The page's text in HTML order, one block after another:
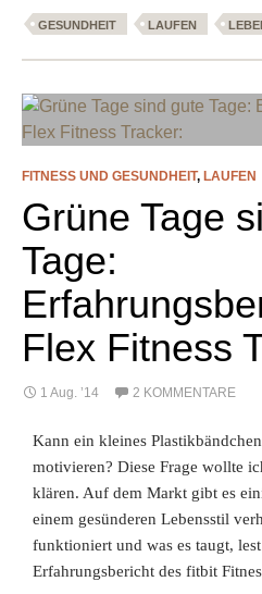
GESUNDHEIT LAUFEN
FITNESS UND GESUNDHEIT, LAUFEN
Grüne Tage
Tage:
Flex Fitness
1 Aug. ’14 2 KOMMENTARE
Kann ein kleines
motivieren? Diese Frage wollte
klären. Auf dem Markt gibt es
einem gesünderen Lebensstil
funktioniert und was es taugt,
Erfahrungsbericht des fitbit